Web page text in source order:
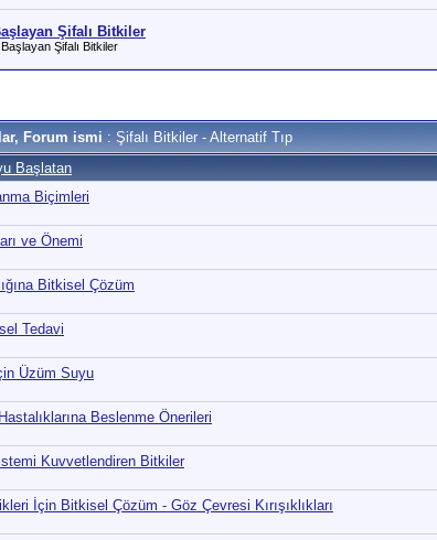
Şifalı Bitkiler
Şifalı Bitkiler
Forum ismi : Şifalı Bitkiler - Alternatif Tıp
Başlatan
Biçimleri
ve Önemi
Bitkisel Çözüm
Tedavi
Üzüm Suyu
Beslenme Önerileri
Kuvvetlendiren Bitkiler
İçin Bitkisel Çözüm - Göz Çevresi Kırışıklıkları